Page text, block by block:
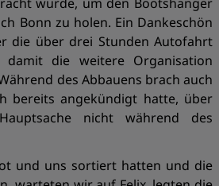
Bonn zu holen. Ein Dankeschön
die über drei Stunden Autofahrt
die weitere Organisation
des Abbauens brach auch
bereits angekündigt hatte, über
nicht während des
und uns sortiert hatten und die